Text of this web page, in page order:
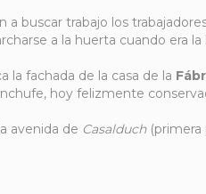
a buscar trabajo los
a la huerta cuando era
la fachada de la casa de la
hoy felizmente
avenida de Casalduch(primera